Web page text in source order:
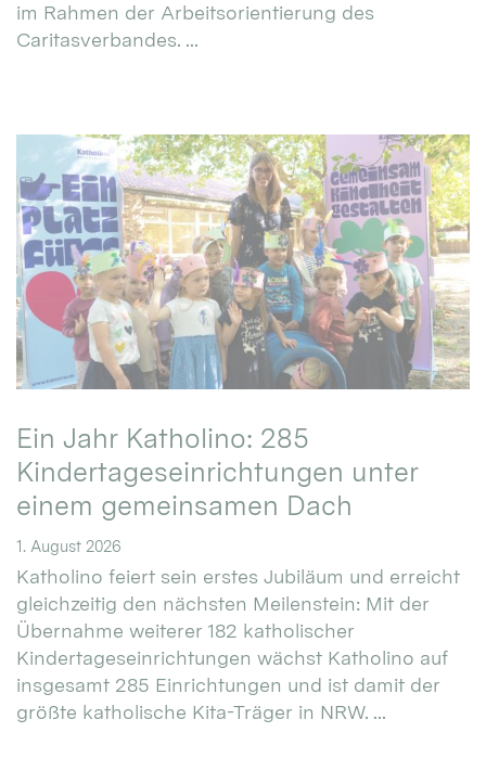
im Rahmen der Arbeitsorientierung des
Caritasverbandes. ...
Ein Jahr Katholino: 285
Kindertageseinrichtungen unter
einem gemeinsamen Dach
1. August 2026
Katholino feiert sein erstes Jubiläum und erreicht
gleichzeitig den nächsten Meilenstein: Mit der
Übernahme weiterer 182 katholischer
Kindertageseinrichtungen wächst Katholino auf
insgesamt 285 Einrichtungen und ist damit der
größte katholische Kita-Träger in NRW. ...